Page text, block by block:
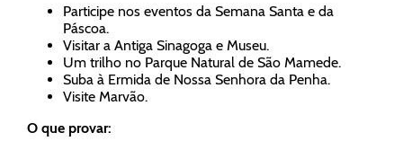
Participe nos eventos da Semana Santa e da
Páscoa.
Visitar a Antiga Sinagoga e Museu.
Um trilho no Parque Natural de São Mamede.
Suba à Ermida de Nossa Senhora da Penha.
Visite Marvão.
O que provar: